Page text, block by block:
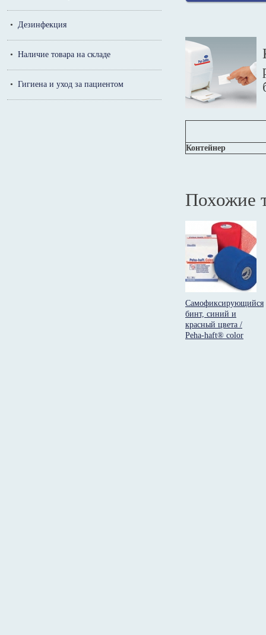
• Дезинфекция
• Наличие товара на складе
• Гигиена и уход за пациентом
Контейнер
Похожие
Самофиксирующийся
бинт, синий и
красный цвета /
Peha-haft® color